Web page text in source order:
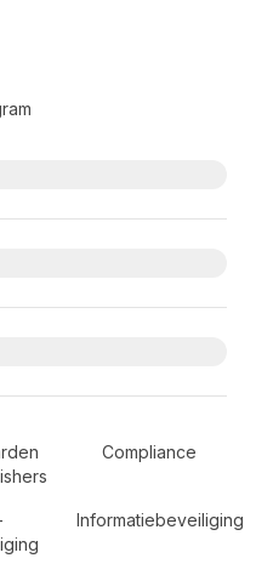
Compliance
Informatiebeveiliging